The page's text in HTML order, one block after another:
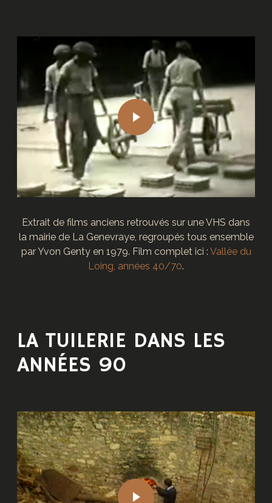
e
Extrait de films anciens retrouvés sur une VHS dans
la mairie de La Genevraye, regroupés tous ensemble
par Yvon Genty en 1979. Film complet ici : Vallée du
Loing, années 40/70.
LA TUILERIE DANS LES
ANNÉES 90
M
o
r
e